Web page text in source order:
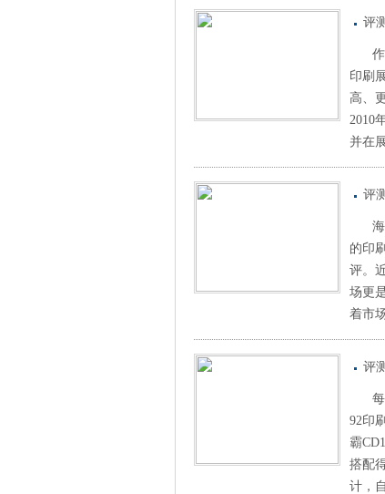
评测
印刷
高、
2010
并在
评测
的印
评。
场更
着市
评测
92印
霸
搭配
计，